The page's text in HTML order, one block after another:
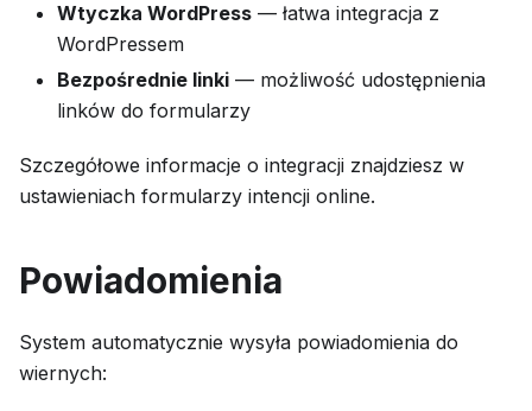
Wtyczka WordPress — łatwa integracja z
WordPressem
Bezpośrednie linki — możliwość udostępnienia
linków do formularzy
Szczegółowe informacje o integracji znajdziesz w
ustawieniach formularzy intencji online.
Powiadomienia
System automatycznie wysyła powiadomienia do
wiernych: